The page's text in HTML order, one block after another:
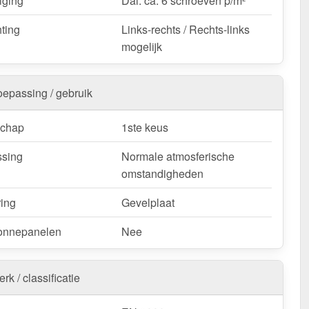
/ customisatie van herroepingsrecht uitgezonderdLinks-rechts / Rechts-links
mogelijk
/ gebruik
1ste keus
Normale atmosferische
omstandigheden
Gevelplaat
Nee
/ classificatie